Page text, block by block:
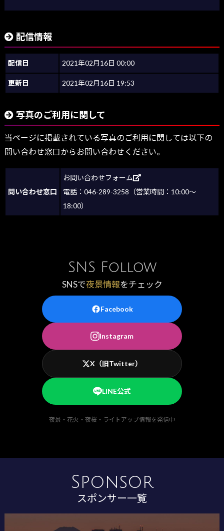
配信情報
配信日 2021年02月16日 00:00
更新日 2021年02月16日 19:53
写真のご利用に関して
当ページに掲載されている写真のご利用に関しては以下の
問い合わせ窓口からお問い合わせください。
問い合わせ窓口
お問い合わせフォーム
電話：046-289-3258（営業時間：10:00～
18:00）
SNS Follow
SNSで夜景情報をチェック
Facebook
Instagram
X（旧Twitter）
LINE公式
夜景・花火・夜桜・ライトアップ情報を発信中
Sponsor
スポンサー一覧